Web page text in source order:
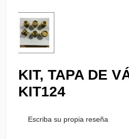
KIT, TAPA DE
KIT124
Escriba su propia reseña